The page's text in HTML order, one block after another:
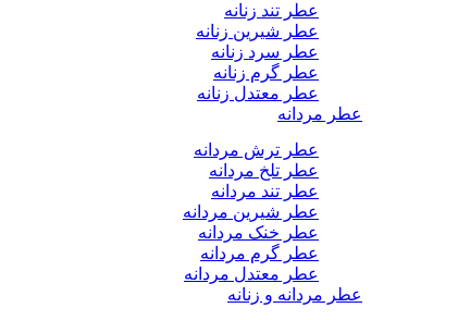
عطر تند زنانه
عطر شیرین زنانه
عطر سرد زنانه
عطر گرم زنانه
عطر معتدل زنانه
عطر مردانه
عطر ترش مردانه
عطر تلخ مردانه
عطر تند مردانه
عطر شیرین مردانه
عطر خنک مردانه
عطر گرم مردانه
عطر معتدل مردانه
عطر مردانه و زنانه